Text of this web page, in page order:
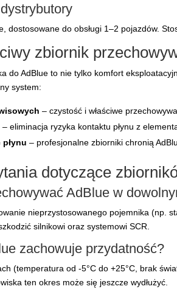
dostosowane do obsługi 1–2 pojazdów.
zbiornik
do AdBlue to nie tylko komfort
system:
– czystość i właściwe
– eliminacja ryzyka kontaktu płynu z
– profesjonalne zbiorniki chronią
dotyczące
AdBlue w
nieprzystosowanego pojemnika (np.
silnikowi oraz systemowi SCR.
zachowuje przydatność?
(temperatura od -5°C do +25°C, brak
ten okres może się jeszcze wydłużyć.